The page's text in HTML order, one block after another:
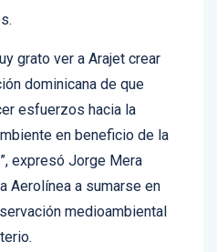
del turismo sostenible
grato ver a Arajet crear
dominicana de que
esfuerzos hacia la
en beneficio de la
expresó Jorge Mera
Aerolínea a sumarse en
medioambiental